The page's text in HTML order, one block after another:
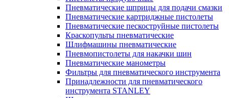
Пневматические шприцы для подачи смазки
Пневматические картриджные пистолеты
Пневматические пескоструйные пистолеты
Краскопульты пневматические
Шлифмашины пневматические
Пневмопистолеты для накачки шин
Пневматические манометры
Фильтры для пневматического инструмента
Принадлежности для пневматического
инструмента STANLEY